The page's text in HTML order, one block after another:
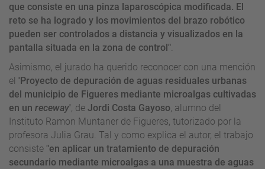
que consiste en una pinza laparoscópica modificada. El
reto se ha logrado y los movimientos del brazo robótico
pueden ser controlados a distancia y visualizados en la
pantalla situada en la zona de control".
Asimismo, el jurado ha querido reconocer con una mención
el 'Proyecto de depuración de aguas residuales urbanas
del municipio de Figueres mediante microalgas cultivadas
en un receway', de Jordi Costa Gayoso, alumno del
Instituto Ramon Muntaner de Figueres, tutorizado por la
profesora Julia Grau. Tal y como explica el autor, el trabajo
consiste "en aplicar un tratamiento de depuración
secundario mediante microalgas a una muestra de aguas